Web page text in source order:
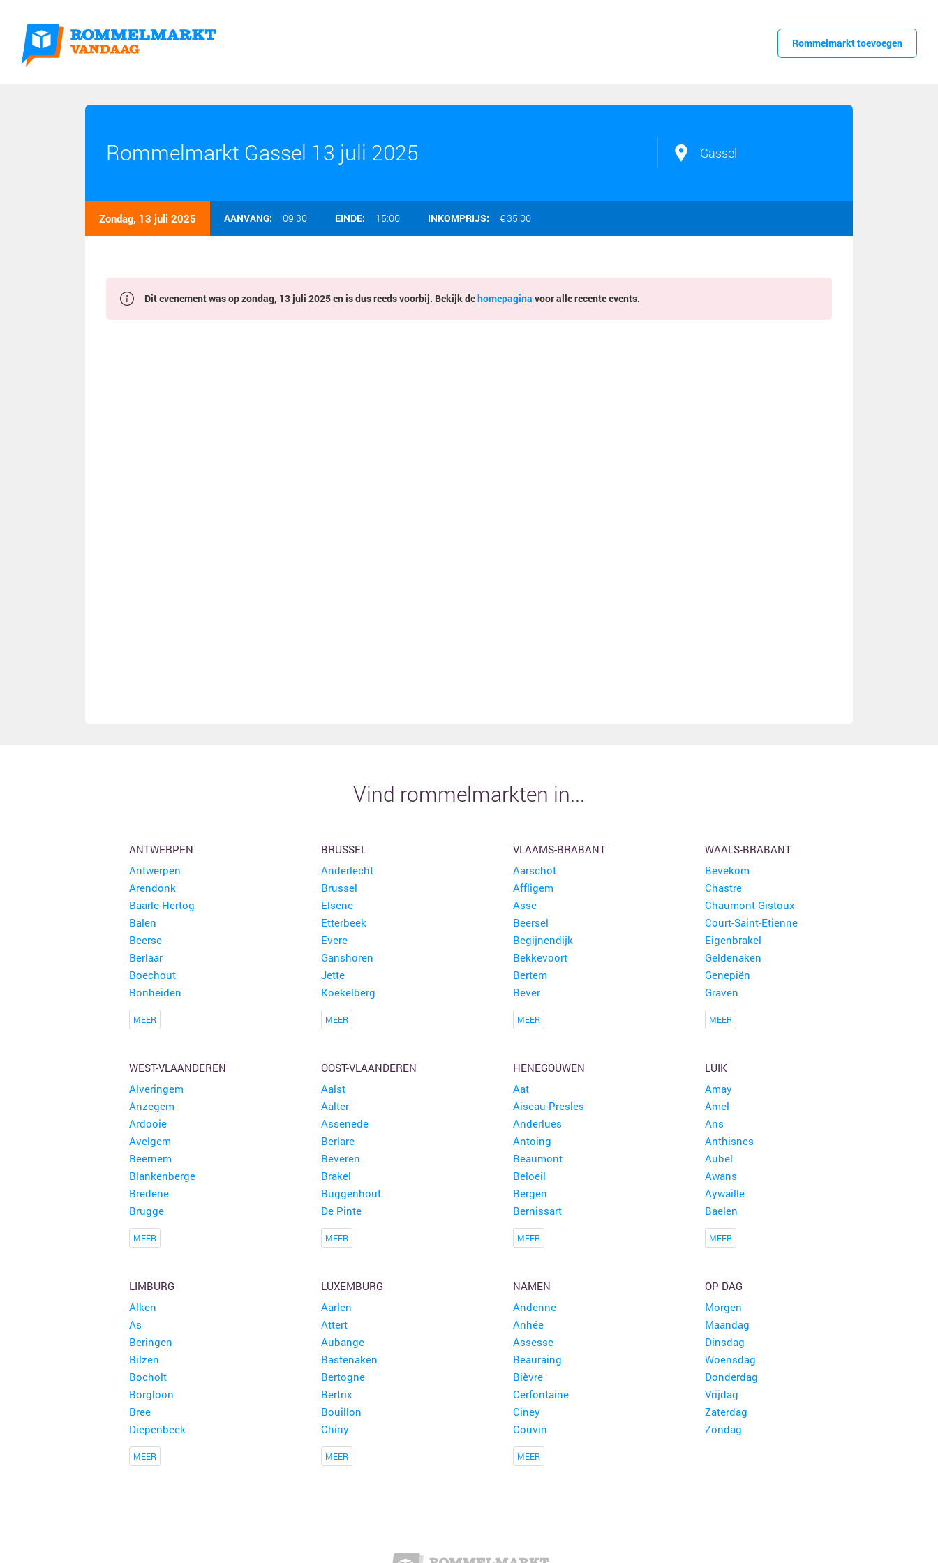
Rommelmarkt toevoegen
Rommelmarkt Gassel 13 juli 2025 Gassel
Zondag, 13 juli 2025 AANVANG: 09:30 EINDE: 15:00 INKOMPRIJS: € 35,00
Dit evenement was op zondag, 13 juli 2025 en is dus reeds voorbij. Bekijk dehomepagina voor alle recente events.
Vind rommelmarkten in...
ANTWERPEN
Antwerpen
Arendonk
Baarle-Hertog
Balen
Beerse
Berlaar
Boechout
Bonheiden
MEER
BRUSSEL
Anderlecht
Brussel
Elsene
Etterbeek
Evere
Ganshoren
Jette
Koekelberg
MEER
VLAAMS-BRABANT
Aarschot
Affligem
Asse
Beersel
Begijnendijk
Bekkevoort
Bertem
Bever
MEER
WAALS-BRABANT
Bevekom
Chastre
Chaumont-Gistoux
Court-Saint-Etienne
Eigenbrakel
Geldenaken
Genepiën
Graven
MEER
WEST-VLAANDEREN
Alveringem
Anzegem
Ardooie
Avelgem
Beernem
Blankenberge
Bredene
Brugge
MEER
OOST-VLAANDEREN
Aalst
Aalter
Assenede
Berlare
Beveren
Brakel
Buggenhout
De Pinte
MEER
HENEGOUWEN
Aat
Aiseau-Presles
Anderlues
Antoing
Beaumont
Beloeil
Bergen
Bernissart
MEER
LUIK
Amay
Amel
Ans
Anthisnes
Aubel
Awans
Aywaille
Baelen
MEER
LIMBURG
Alken
As
Beringen
Bilzen
Bocholt
Borgloon
Bree
Diepenbeek
MEER
LUXEMBURG
Aarlen
Attert
Aubange
Bastenaken
Bertogne
Bertrix
Bouillon
Chiny
MEER
NAMEN
Andenne
Anhée
Assesse
Beauraing
Bièvre
Cerfontaine
Ciney
Couvin
MEER
OP DAG
Morgen
Maandag
Dinsdag
Woensdag
Donderdag
Vrijdag
Zaterdag
Zondag